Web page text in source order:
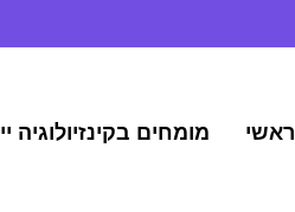
ראשי מומחים בקינזיולוגיה